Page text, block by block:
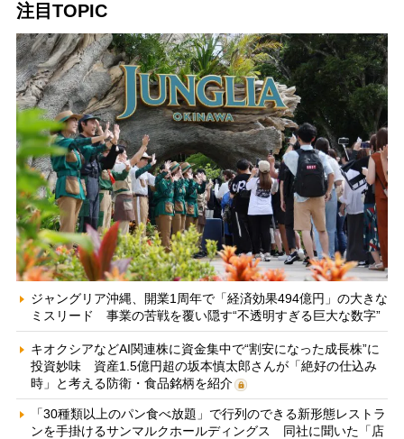
注目TOPIC
ジャングリア沖縄、開業1周年で「経済効果494億円」の大きな
ミスリード 事業の苦戦を覆い隠す“不透明すぎる巨大な数字”
キオクシアなどAI関連株に資金集中で“割安になった成長株”に
投資妙味 資産1.5億円超の坂本慎太郎さんが「絶好の仕込み
時」と考える防衛・食品銘柄を紹介
「30種類以上のパン食べ放題」で行列のできる新形態レストラ
ンを手掛けるサンマルクホールディングス 同社に聞いた「店